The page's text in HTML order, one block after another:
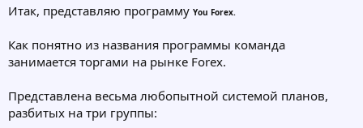
Итак, представляю программу You Forex.
Как понятно из названия программы команда
занимается торгами на рынке Forex.
Представлена весьма любопытной системой планов,
разбитых на три группы: